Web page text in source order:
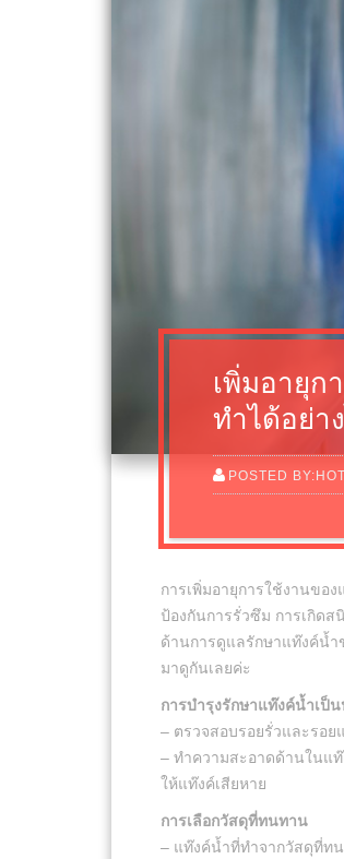
เพิ่มอายุก
ทำได้อย่า
POSTED
การเพิ่มอายุการใช้งานขอ
ป้องกันการรั่วซึม การเกิด
ด้านการดูแลรักษาแท๊งค์น้
มาดูกันเลยค่ะ
การบำรุงรักษาแท๊งค์น้ำเป็
– ตรวจสอบรอยรั่วและรอย
– ทำความสะอาดด้านในแ
ให้แท๊งค์เสียหาย
การเลือกวัสดุที่ทนทาน
– แท๊งค์น้ำที่ทำจากวัสดุที่ท